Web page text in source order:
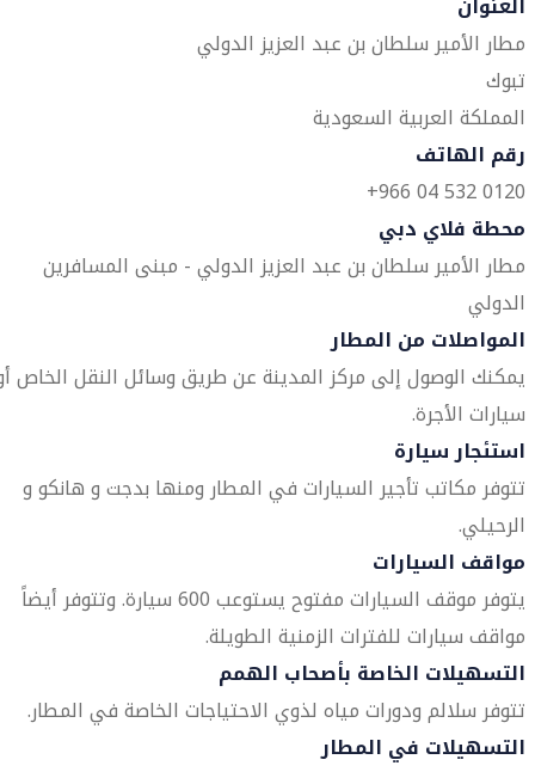
مطار الأمير سلطان بن عبد العزيز الدولي
تبوك
المملكة العربية السعودية
رقم الهاتف
0120 532 04 966+
محطة فلاي دبي
مطار الأمير سلطان بن عبد العزيز الدولي - مبنى المسافرين
الدولي
المواصلات من المطار
يمكنك الوصول إلى مركز المدينة عن طريق وسائل النقل الخاص
سيارات الأجرة.
استئجار سيارة
تتوفر مكاتب تأجير السيارات في المطار ومنها بدجت و هانكو و
الرحيلي.
مواقف السيارات
يتوفر موقف السيارات مفتوح يستوعب 600 سيارة. وتتوفر أيضاً
مواقف سيارات للفترات الزمنية الطويلة.
التسهيلات الخاصة بأصحاب الهمم
تتوفر سلالم ودورات مياه لذوي الاحتياجات الخاصة في المطار.
التسهيلات في المطار